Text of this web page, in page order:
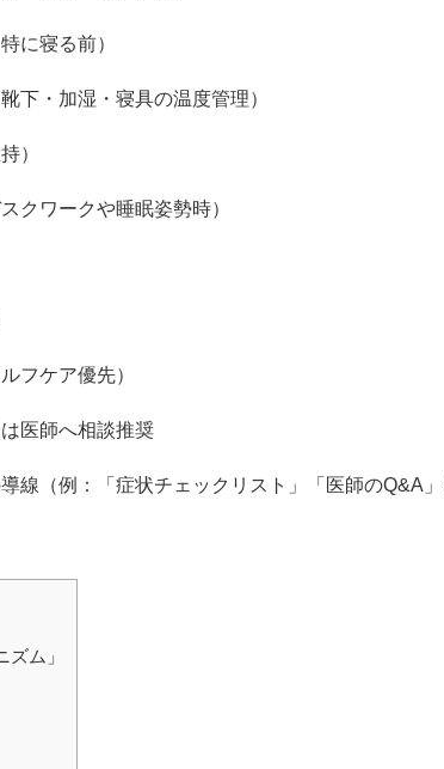
に寝る前）
下・加湿・寝具の温度管理）
）
クワークや睡眠姿勢時）
フケア優先）
医師へ相談推奨
線（例：「症状チェックリスト」「医師のQ&A」
ム」